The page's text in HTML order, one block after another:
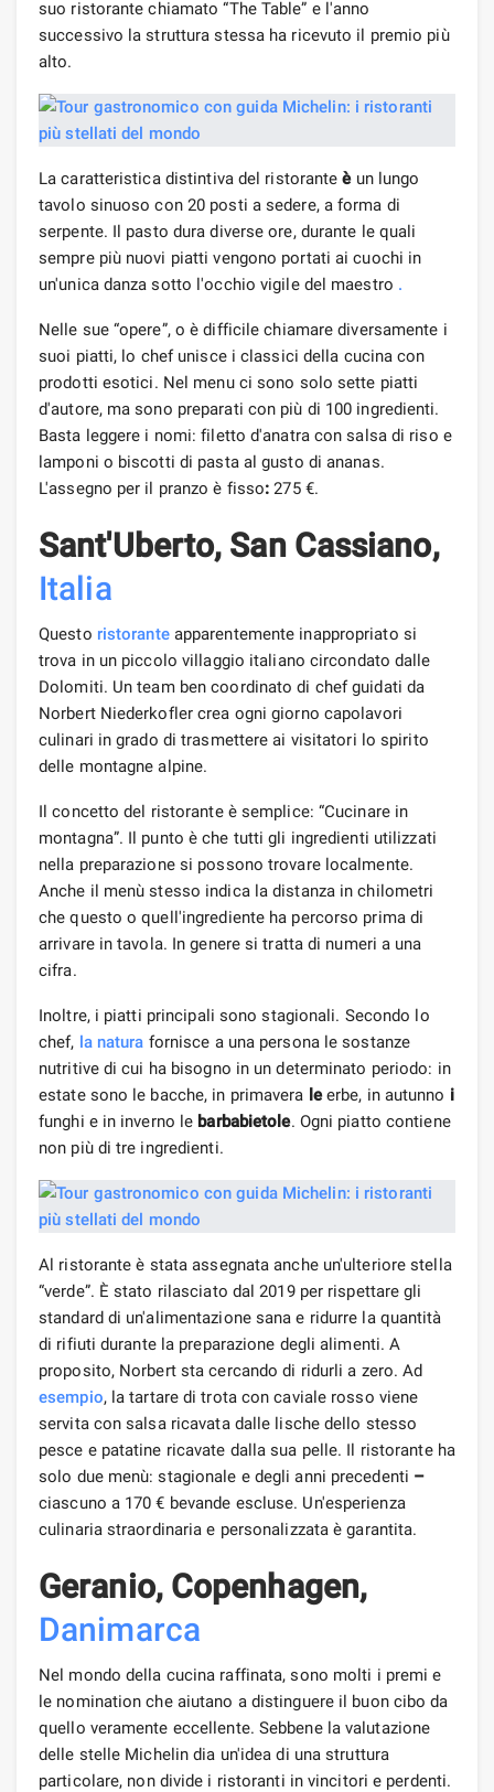
suo ristorante chiamato “The Table” e l'anno
successivo la struttura stessa ha ricevuto il premio più
alto.
La caratteristica distintiva del ristoranteèun lungo
tavolo sinuoso con 20 posti a sedere, a forma di
serpente. Il pasto dura diverse ore, durante le quali
sempre più nuovi piatti vengono portati ai cuochi in
un'unica danza sotto l'occhio vigile del maestro .
Nelle sue “opere”, o è difficile chiamare diversamente i
suoi piatti, lo chef unisce i classici della cucina con
prodotti esotici. Nel menu ci sono solo sette piatti
d'autore, ma sono preparati con più di 100 ingredienti.
Basta leggere i nomi: filetto d'anatra con salsa di riso e
lamponi o biscotti di pasta al gusto di ananas.
L'assegno per il pranzo è fisso: 275 €.
Sant'Uberto, San Cassiano,
Italia
Questo ristoranteapparentemente inappropriato si
trova in un piccolo villaggio italiano circondato dalle
Dolomiti. Un team ben coordinato di chef guidati da
Norbert Niederkofler crea ogni giorno capolavori
culinari in grado di trasmettere ai visitatori lo spirito
delle montagne alpine.
Il concetto del ristorante è semplice: “Cucinare in
montagna”. Il punto è che tutti gli ingredienti utilizzati
nella preparazione si possono trovare localmente.
Anche il menù stesso indica la distanza in chilometri
che questo o quell'ingrediente ha percorso prima di
arrivare in tavola. In genere si tratta di numeri a una
cifra.
Inoltre, i piatti principali sono stagionali. Secondo lo
chef, la natura fornisce a una persona le sostanze
nutritive di cui ha bisogno in un determinato periodo: in
estate sono le bacche, in primavera leerbe, in autunno i
funghi e in inverno le barbabietole. Ogni piatto contiene
non più di tre ingredienti.
Al ristorante è stata assegnata anche un'ulteriore stella
“verde”. È stato rilasciato dal 2019 per rispettare gli
standard di un'alimentazione sana e ridurre la quantità
di rifiuti durante la preparazione degli alimenti. A
proposito, Norbert sta cercando di ridurli a zero. Ad
esempio, la tartare di trota con caviale rosso viene
servita con salsa ricavata dalle lische dello stesso
pesce e patatine ricavate dalla sua pelle. Il ristorante ha
solo due menù: stagionale e degli anni precedenti –
ciascuno a 170 € bevande escluse. Un'esperienza
culinaria straordinaria e personalizzata è garantita.
Geranio, Copenhagen,
Danimarca
Nel mondo della cucina raffinata, sono molti i premi e
le nomination che aiutano a distinguere il buon cibo da
quello veramente eccellente. Sebbene la valutazione
delle stelle Michelin dia un'idea di una struttura
particolare, non divide i ristoranti in vincitori e perdenti.